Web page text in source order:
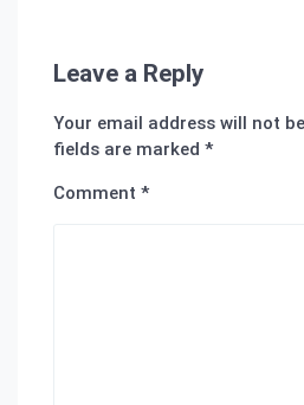
Leave a Reply
Your email address will not
fields are marked *
Comment *